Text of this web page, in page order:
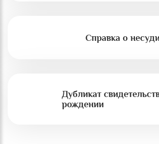
Справка о
Дубликат
рождении